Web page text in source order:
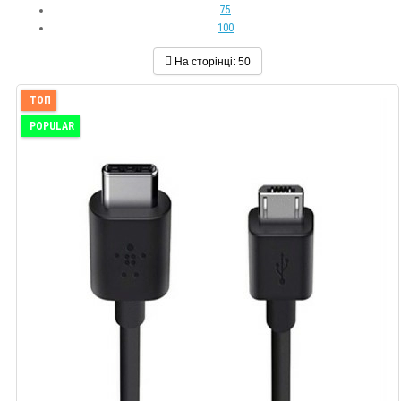
75
100
На сторінці: 50
ТОП
POPULAR